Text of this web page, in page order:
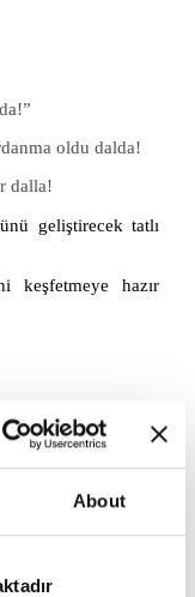
About
oldu dalda!
dalla!
geliştirecek tatlı
keşfetmeye hazır